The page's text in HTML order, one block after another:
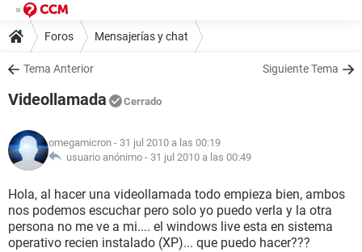
Foros Mensajerías y chat
Tema Anterior Siguiente Tema
Videollamada Cerrado
omegamicron - 31 jul 2010 a las 00:19
usuario anónimo - 31 jul 2010 a las 00:49
Hola, al hacer una videollamada todo empieza bien, ambos
nos podemos escuchar pero solo yo puedo verla y la otra
persona no me ve a mi.... el windows live esta en sistema
operativo recien instalado (XP)... que puedo hacer???